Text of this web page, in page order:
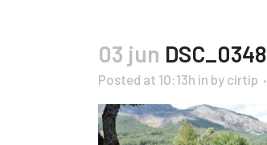
03 jun DSC_0348
Posted at 10:13h in by cirtip